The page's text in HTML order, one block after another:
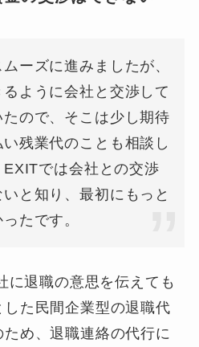
ーズに進みましたが、
ように会社と交渉して
ので、そこは少し期待
残業代のことも相談し
では会社との交渉
と知り、最初にもっと
たです。
に退職の意思を伝えても
た民間企業型の退職代
め、退職連絡の代行に